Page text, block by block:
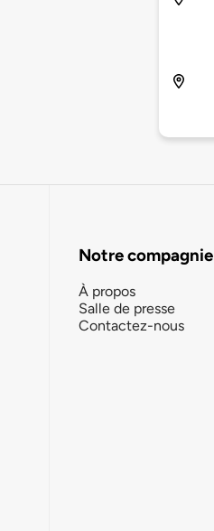
Notre compagnie
À propos
Salle de presse
Contactez-nous